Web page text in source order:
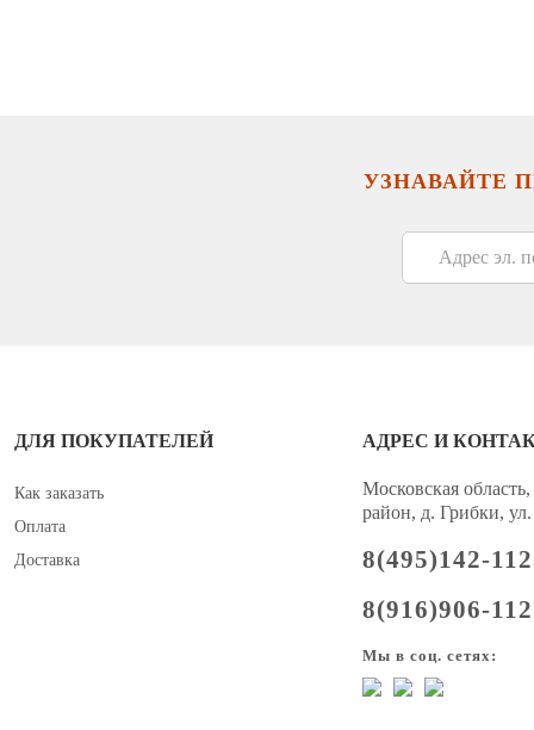
УЗНАВАЙТЕ
ДЛЯ ПОКУПАТЕЛЕЙ
Как заказать
Оплата
Доставка
АДРЕС И
Московская
район, д. Грибки,
8(495)142-
8(916)906-
Мы в соц. сетях: